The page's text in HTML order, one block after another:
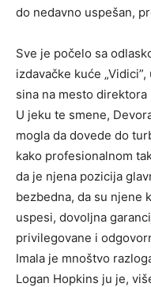
do nedavno uspešan,
Sve je počelo sa
izdavačke kuće
sina na mesto
U jeku te smene,
mogla da dovede do
kako profesionalnom
da je njena pozicija
bezbedna, da su njene
uspesi, dovoljna
privilegovane i
Imala je mnoštvo
Logan Hopkins ju je,